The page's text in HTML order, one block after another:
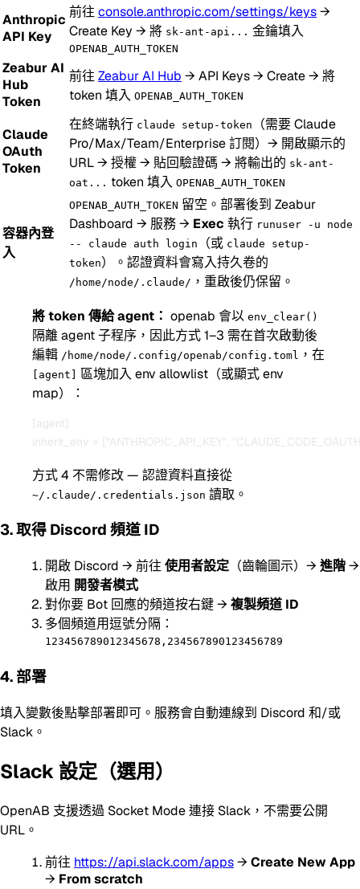
Anthropic
API Key
前往 console.anthropic.com/settings/keys→
Create Key → 將 sk-ant-api... 金鑰填入
OPENAB_AUTH_TOKEN
Zeabur AI
Hub
Token
前往 Zeabur AI Hub → API Keys → Create → 將
token 填入 OPENAB_AUTH_TOKEN
Claude
OAuth
Token
在終端執行 claude setup-token
（需要 Claude
Pro/Max/Team/Enterprise 訂閱）→ 開啟顯示的
URL → 授權 → 貼回驗證碼 → 將輸出的 sk-ant-
oat... token 填入 OPENAB_AUTH_TOKEN
容器內登
入
OPENAB_AUTH_TOKEN 留空。部署後到 Zeabur
Dashboard → 服務 → Exec 執行 runuser -u node
-- claude auth login
（或 claude setup-
token）。認證資料會寫入持久卷的
/home/node/.claude/ ，重啟後仍保留。
將 token 傳給 agent： openab 會以 env_clear()
隔離 agent 子程序，因此方式 1–3 需在首次啟動後
編輯 /home/node/.config/openab/config.toml ，在
[agent] 區塊加入 env allowlist（或顯式 env
map）：
[agent]
方式 4 不需修改 — 認證資料直接從
~/.claude/.credentials.json 讀取。
3. 取得 Discord 頻道 ID
開啟 Discord → 前往 使用者設定 （齒輪圖示）→ 進階→
啟用 開發者模式
對你要 Bot 回應的頻道按右鍵 → 複製頻道 ID
多個頻道用逗號分隔：
123456789012345678,234567890123456789
4. 部署
填入變數後點擊部署即可。服務會自動連線到 Discord 和/或
Slack。
Slack 設定（選用）
OpenAB 支援透過 Socket Mode 連接 Slack，不需要公開
URL。
前往 https://api.slack.com/apps→ Create New App
→ From scratch